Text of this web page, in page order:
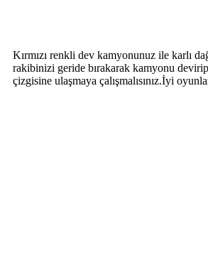
Kırmızı renkli dev kamyonunuz ile karlı
rakibinizi geride bırakarak kamyonu
çizgisine ulaşmaya çalışmalısınız.İyi